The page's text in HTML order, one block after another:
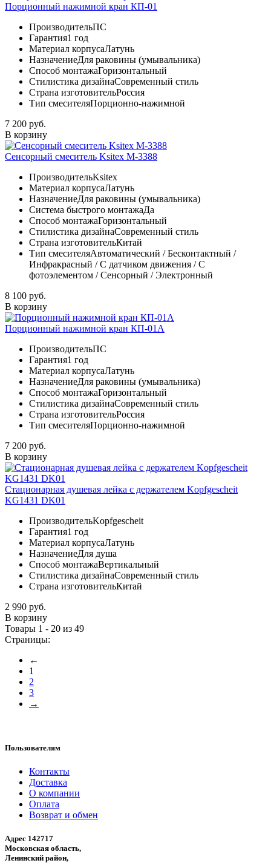
Порционный нажимной кран КП-01
ПроизводительПС
Гарантия1 год
Материал корпусаЛатунь
НазначениеДля раковины (умывальника)
Способ монтажаГоризонтальный
Стилистика дизайнаСовременный стиль
Страна изготовительРоссия
Тип смесителяПорционно-нажимной
7 200 руб.
В корзину
Сенсорный смеситель Ksitex М-3388
ПроизводительKsitex
Материал корпусаЛатунь
НазначениеДля раковины (умывальника)
Система быстрого монтажаДа
Способ монтажаГоризонтальный
Стилистика дизайнаСовременный стиль
Страна изготовительКитай
Тип смесителяАвтоматический / Бесконтактный /
Инфракрасный / С датчиком движения / С
фотоэлементом / Сенсорный / Электронный
8 100 руб.
В корзину
Порционный нажимной кран КП-01А
ПроизводительПС
Гарантия1 год
Материал корпусаЛатунь
НазначениеДля раковины (умывальника)
Способ монтажаГоризонтальный
Стилистика дизайнаСовременный стиль
Страна изготовительРоссия
Тип смесителяПорционно-нажимной
7 200 руб.
В корзину
Стационарная душевая лейка с держателем Kopfgescheit
KG1431 DK01
ПроизводительKopfgescheit
Гарантия1 год
Материал корпусаЛатунь
НазначениеДля душа
Способ монтажаВертикальный
Стилистика дизайнаСовременный стиль
Страна изготовительКитай
2 990 руб.
В корзину
Товары 1 - 20 из 49
Страницы:
←
1
2
3
→
Пользователям
Контакты
Доставка
О компании
Оплата
Возврат и обмен
Адрес 142717
Московская область,
Ленинский район,